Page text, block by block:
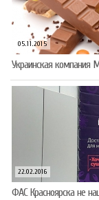
05.11.2015
Украинская компания
22.02.2016
ФАС Красноярска не